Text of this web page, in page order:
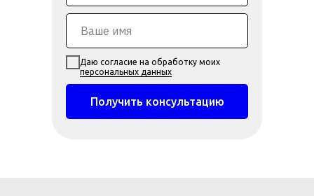
Даю согласие на обработку моих
персональных данных
Получить консультацию